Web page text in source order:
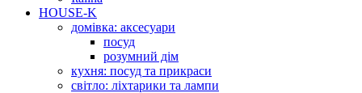
HOUSE-K
домівка: аксесуари
посуд
розумний дім
кухня: посуд та прикраси
світло: ліхтарики та лампи